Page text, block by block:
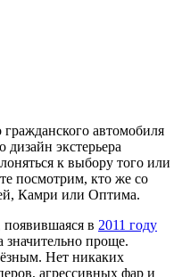
автомобиля
экстерьера
к выбору того или
посмотрим, кто же со
Камри или Оптима.
в 2011 году
значительно проще.
Нет никаких
агрессивных фар и